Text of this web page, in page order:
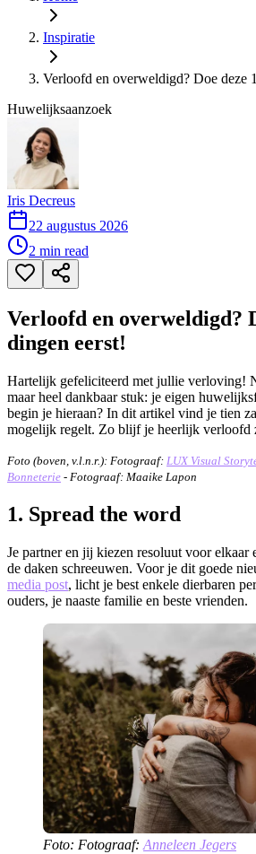
Inspiratie
Verloofd en overweldigd? Doe deze
Huwelijksaanzoek
Iris Decreus
22 augustus 2026
2 min read
Verloofd en overweldigd?
dingen eerst!
Hartelijk gefeliciteerd met jullie verloving!
maar heel dankbaar stuk: je eigen
begin je hieraan? In dit artikel vind je tien
mogelijk regelt. Zo blijf je heerlijk verloofd
Foto (boven, v.l.n.r.): Fotograaf: LUX Visual
Bonneterie - Fotograaf: Maaike Lapon
1. Spread the word
Je partner en jij kiezen resoluut voor
de daken schreeuwen. Voor je dit goede
media post, licht je best enkele dierbaren
ouders, je naaste familie en beste vrienden.
Foto: Fotograaf: Anneleen Jegers